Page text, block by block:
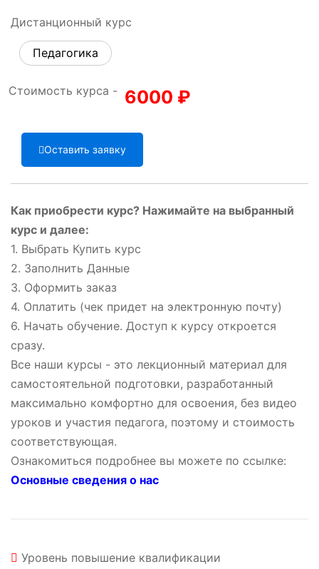
Дистанционный курс
Педагогика
Стоимость курса - 6000 ₽
Оставить заявку
Как приобрести курс? Нажимайте на выбранный
курс и далее:
1. Выбрать Купить курс
2. Заполнить Данные
3. Оформить заказ
4. Оплатить (чек придет на электронную почту)
6. Начать обучение. Доступ к курсу откроется
сразу.
Все наши курсы - это лекционный материал для
самостоятельной подготовки, разработанный
максимально комфортно для освоения, без видео
уроков и участия педагога, поэтому и стоимость
соответствующая.
Ознакомиться подробнее вы можете по ссылке:
Основные сведения о нас
Уровень повышение квалификации